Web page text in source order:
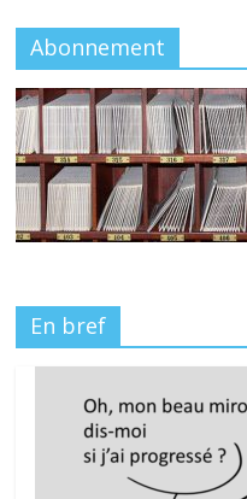
Abonnement
En bref